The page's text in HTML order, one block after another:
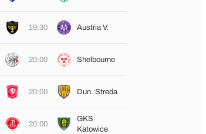
19:30 Austria V.
20:00 Shelbourne
20:00 Dun. Streda
20:00
GKS
Katowice